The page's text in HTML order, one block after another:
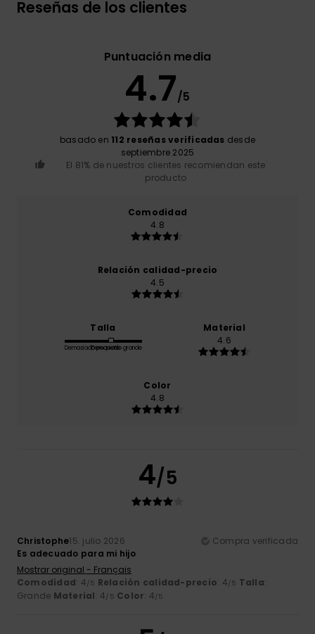
Reseñas de los clientes
Puntuación media
4.7/5
basado en 112 reseñas verificadas desde
septiembre 2025
El 81% de nuestros clientes recomiendan este
producto
Comodidad
4.8
Relación calidad-precio
4.5
Talla
Demasiado pequeño
Demasiado grande
Material
4.6
Color
4.8
4/5
Christophe15. julio 2026
Compra verificada
Es adecuado para mi hijo
Mostrar original - Français
Comodidad: 4/5 Relación calidad-precio: 4/5 Talla:
Grande Material: 4/5 Color: 4/5